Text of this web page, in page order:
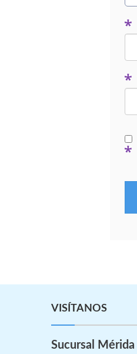
VISÍTANOS
Sucursal Mérida